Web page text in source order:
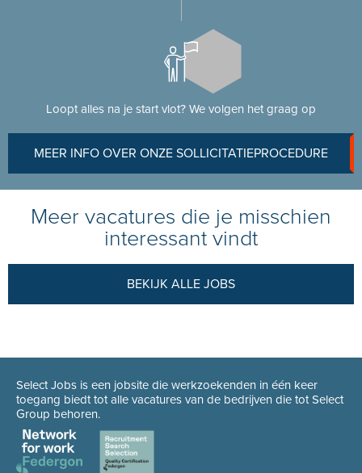
Loopt alles na je start vlot? We volgen het graag op
MEER INFO OVER ONZE SOLLICITATIEPROCEDURE
Meer vacatures die je misschien
interessant vindt
BEKIJK ALLE JOBS
Select Jobs is een jobsite die werkzoekenden in één keer
toegang biedt tot alle vacatures van de bedrijven die tot Select
Group behoren.